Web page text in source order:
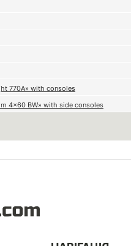
770A» with consoles
4x60 BW» with side consoles